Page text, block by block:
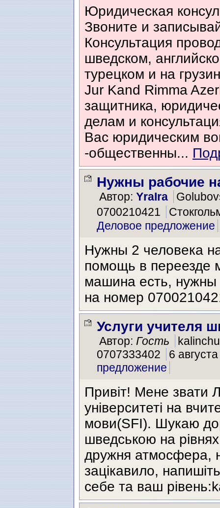
Юридическая
Звоните и
Консультация
шведском,
турецком и на
Jur Kand Rimma
защитникa,
делам и
Вас юридическим
-общественны...
Нужны рабочие
Автор: YraIra
0700210421
Деловое предложение
Нужны 2 человека
помощь в переезде
машина есть, нужны
на номер
Услуги учителя
Автор: Гость
0707333402
6
предложение
Привіт! Мене звати
університеті на
мови(SFI). Шукаю
шведською на
дружня атмосфера,
зацікавило,
себе та ваш